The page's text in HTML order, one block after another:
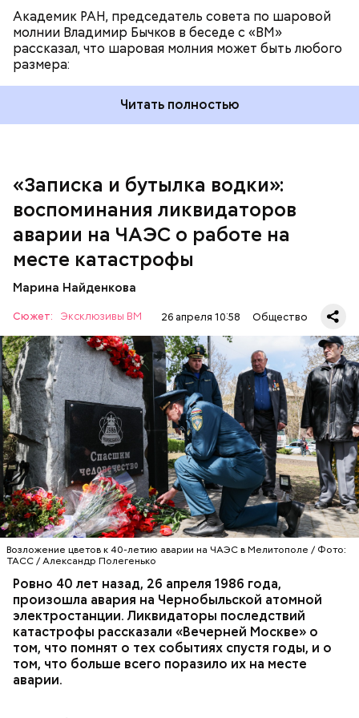
Академик РАН, председатель совета по шаровой
молнии Владимир Бычков в беседе с «ВМ»
рассказал, что шаровая молния может быть любого
размера:
Читать полностью
«Записка и бутылка водки»:
воспоминания ликвидаторов
аварии на ЧАЭС о работе на
месте катастрофы
Марина Найденкова
Сюжет: Эксклюзивы ВМ 26 апреля 10:58 Общество
Возложение цветов к 40-летию аварии на ЧАЭС в Мелитополе / Фото:
ТАСС / Александр Полегенько
Ровно 40 лет назад, 26 апреля 1986 года,
произошла авария на Чернобыльской атомной
электростанции. Ликвидаторы последствий
катастрофы рассказали «Вечерней Москве» о
том, что помнят о тех событиях спустя годы, и о
том, что больше всего поразило их на месте
аварии.
Специалист гражданской обороны Московского
авиацентра Владимир Макеев в 1986 году служил в
Киеве в отдельном механизированном полку
гражданской обороны. На тот момент, когда
произошла авария на Чернобыльской атомной
станции, ему было 26 лет.
транспорт. Привезли в полк. Построились. Сказали,
что произошло. Создали мобильный отряд. Через
несколько часов мы направились в сторону
Чернобыля, — вспоминает Макеев.
АВАРИИ ЧЕРНОБЫЛЬ ИСТОРИЯ
Как рассказывает Житие, преподобный родился в
Как гласит предание, совершая паломничество в
Иерусалим, Николай Чудотворец по просьбе
отчаявшихся путников молитвой успокоил
разбушевавшееся море.
А еще, удержав меч палача, святой Николай спас от
смерти трех мужей, невинно осужденных
корыстолюбивым градоначальником.
За свою земную жизнь он совершил множество
добрых дел во славу Божию.